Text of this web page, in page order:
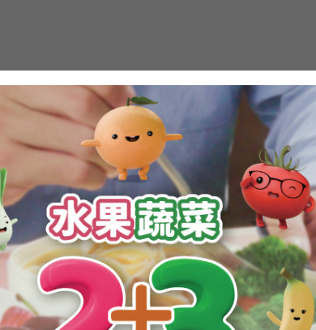
網站地圖
新聞公報及演講詞